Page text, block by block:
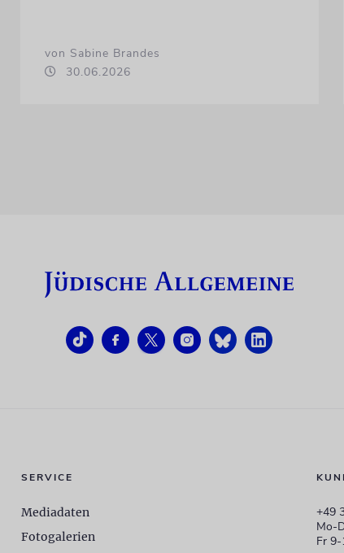
von Sabine Brandes
30.06.2026
+49
Mo-
Fr
SERVICE
Mediadaten
Fotogalerien